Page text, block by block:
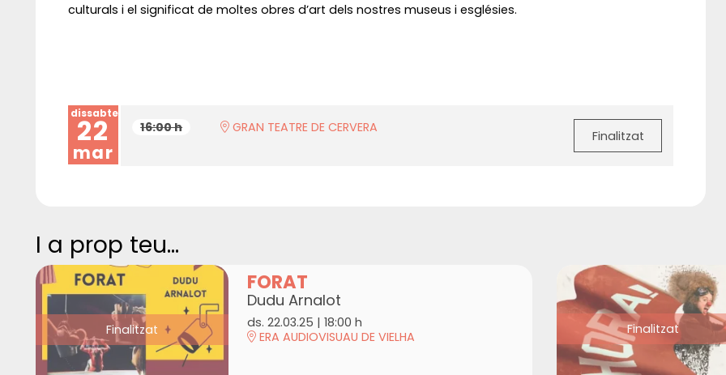
culturals i el significat de moltes obres d’art dels nostres museus i esglésies.
dissabte
22
mar
16:00 h GRAN TEATRE DE CERVERA
Finalitzat
I a prop teu...
Finalitzat
FORAT
Dudu Arnalot
ds. 22.03.25 | 18:00 h
ERA AUDIOVISUAU DE VIELHA
Finalitzat